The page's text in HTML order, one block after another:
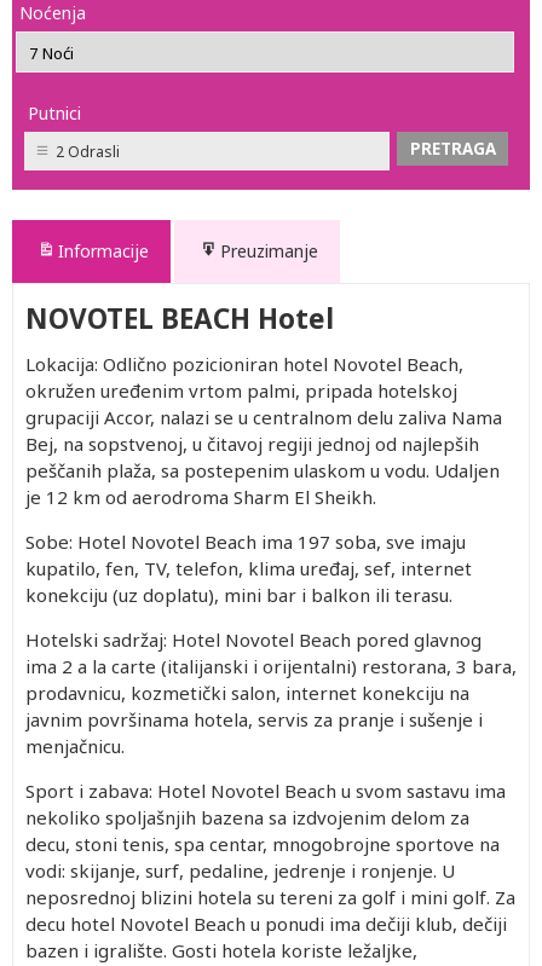
Noćenja
Putnici
2 Odrasli
Informacije Preuzimanje
NOVOTEL BEACH Hotel
Lokacija: Odlično pozicioniran hotel Novotel Beach,
okružen uređenim vrtom palmi, pripada hotelskoj
grupaciji Accor, nalazi se u centralnom delu zaliva Nama
Bej, na sopstvenoj, u čitavoj regiji jednoj od najlepših
peščanih plaža, sa postepenim ulaskom u vodu. Udaljen
je 12 km od aerodroma Sharm El Sheikh.
Sobe: Hotel Novotel Beach ima 197 soba, sve imaju
kupatilo, fen, TV, telefon, klima uređaj, sef, internet
konekciju (uz doplatu), mini bar i balkon ili terasu.
Hotelski sadržaj: Hotel Novotel Beach pored glavnog
ima 2 a la carte (italijanski i orijentalni) restorana, 3 bara,
prodavnicu, kozmetički salon, internet konekciju na
javnim površinama hotela, servis za pranje i sušenje i
menjačnicu.
Sport i zabava: Hotel Novotel Beach u svom sastavu ima
nekoliko spoljašnjih bazena sa izdvojenim delom za
decu, stoni tenis, spa centar, mnogobrojne sportove na
vodi: skijanje, surf, pedaline, jedrenje i ronjenje. U
neposrednoj blizini hotela su tereni za golf i mini golf. Za
decu hotel Novotel Beach u ponudi ima dečiji klub, dečiji
bazen i igralište. Gosti hotela koriste ležaljke,